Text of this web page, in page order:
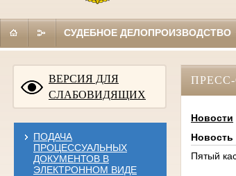
СУДЕБНОЕ ДЕЛОПРОИЗВОДСТВО
ВЕРСИЯ ДЛЯ
СЛАБОВИДЯЩИХ
ПОДАЧА
ПРОЦЕССУАЛЬНЫХ
ДОКУМЕНТОВ В
ЭЛЕКТРОННОМ ВИДЕ
Новости
Новость
Пятый